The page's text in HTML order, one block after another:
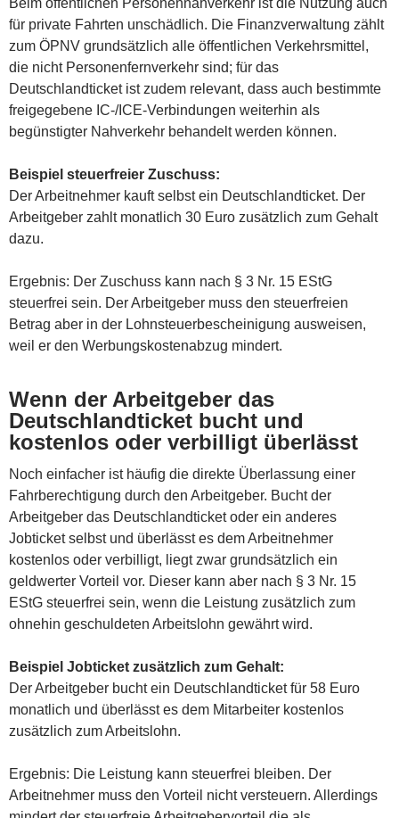
für private Fahrten unschädlich. Die Finanzverwaltung zählt
zum ÖPNV grundsätzlich alle öffentlichen Verkehrsmittel,
die nicht Personenfernverkehr sind; für das
Deutschlandticket ist zudem relevant, dass auch bestimmte
freigegebene IC-/ICE-Verbindungen weiterhin als
begünstigter Nahverkehr behandelt werden können.
Beispiel steuerfreier Zuschuss:
Der Arbeitnehmer kauft selbst ein Deutschlandticket. Der
Arbeitgeber zahlt monatlich 30 Euro zusätzlich zum Gehalt
dazu.
Ergebnis: Der Zuschuss kann nach § 3 Nr. 15 EStG
steuerfrei sein. Der Arbeitgeber muss den steuerfreien
Betrag aber in der Lohnsteuerbescheinigung ausweisen,
weil er den Werbungskostenabzug mindert.
Wenn der Arbeitgeber das
Deutschlandticket bucht und
kostenlos oder verbilligt überlässt
Noch einfacher ist häufig die direkte Überlassung einer
Fahrberechtigung durch den Arbeitgeber. Bucht der
Arbeitgeber das Deutschlandticket oder ein anderes
Jobticket selbst und überlässt es dem Arbeitnehmer
kostenlos oder verbilligt, liegt zwar grundsätzlich ein
geldwerter Vorteil vor. Dieser kann aber nach § 3 Nr. 15
EStG steuerfrei sein, wenn die Leistung zusätzlich zum
ohnehin geschuldeten Arbeitslohn gewährt wird.
Beispiel Jobticket zusätzlich zum Gehalt:
Der Arbeitgeber bucht ein Deutschlandticket für 58 Euro
monatlich und überlässt es dem Mitarbeiter kostenlos
zusätzlich zum Arbeitslohn.
Ergebnis: Die Leistung kann steuerfrei bleiben. Der
Arbeitnehmer muss den Vorteil nicht versteuern. Allerdings